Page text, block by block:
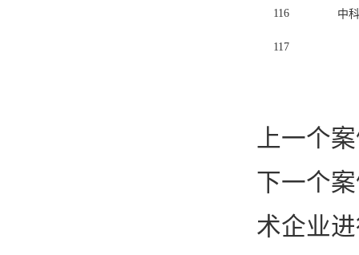
116 中
117
上一个
下一个
术企业